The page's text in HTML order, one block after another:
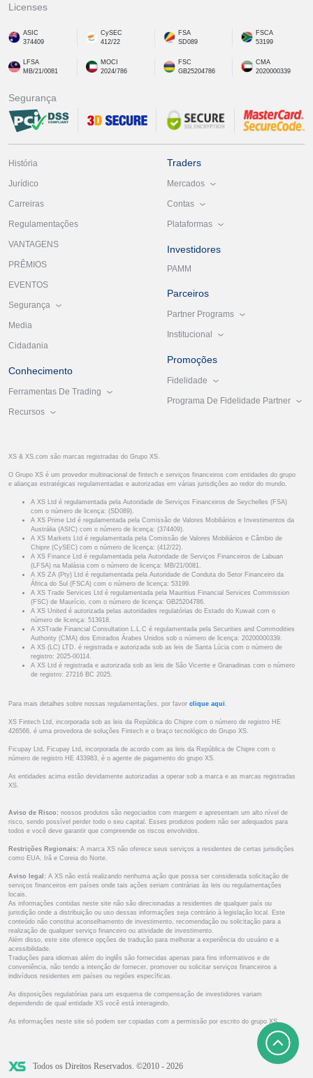
Licenses
ASIC
374409
CySEC
412/22
FSA
SD089
FSCA
53199
LFSA
MB/21/0081
MOCI
2024/786
FSC
GB25204786
CMA
2020000339
Segurança
História
Jurídico
Carreiras
Regulamentações
VANTAGENS
PRÊMIOS
EVENTOS
Segurança
Media
Cidadania
Conhecimento
Ferramentas De Trading
Recursos
Traders
Mercados
Contas
Plataformas
Investidores
PAMM
Parceiros
Partner Programs
Institucional
Promoções
Fidelidade
Programa De Fidelidade Partner
XS & XS.com são marcas registradas do Grupo XS.
O Grupo XS é um provedor multinacional de fintech e serviços financeiros com entidades do grupo
e alianças estratégicas regulamentadas e autorizadas em várias jurisdições ao redor do mundo.
A XS Ltd é regulamentada pela Autoridade de Serviços Financeiros de Seychelles (FSA)
com o número de licença: (SD089).
A XS Prime Ltd é regulamentada pela Comissão de Valores Mobiliários e Investimentos da
Austrália (ASIC) com o número de licença: (374409).
A XS Markets Ltd é regulamentada pela Comissão de Valores Mobiliários e Câmbio de
Chipre (CySEC) com o número de licença: (412/22).
A XS Finance Ltd é regulamentada pela Autoridade de Serviços Financeiros de Labuan
(LFSA) na Malásia com o número de licença: MB/21/0081.
A XS ZA (Pty) Ltd é regulamentada pela Autoridade de Conduta do Setor Financeiro da
África do Sul (FSCA) com o número de licença: 53199.
A XS Trade Services Ltd é regulamentada pela Mauritius Financial Services Commission
(FSC) de Maurício, com o número de licença: GB25204786.
A XS United é autorizada pelas autoridades regulatórias do Estado do Kuwait com o
número de licença: 513918.
A XSTrade Financial Consultation L.L.C é regulamentada pela Securities and Commodities
Authority (CMA) dos Emirados Árabes Unidos sob o número de licença: 20200000339.
A XS (LC) LTD. é registrada e autorizada sob as leis de Santa Lúcia com o número de
registro: 2025-00114.
A XS Ltd é registrada e autorizada sob as leis de São Vicente e Granadinas com o número
de registro: 27216 BC 2025.
Para mais detalhes sobre nossas regulamentações, por favor clique aqui .
XS Fintech Ltd, incorporada sob as leis da República do Chipre com o número de registro HE
426566, é uma provedora de soluções Fintech e o braço tecnológico do Grupo XS.
Ficupay Ltd, Ficupay Ltd, incorporada de acordo com as leis da República de Chipre com o
número de registro HE 433983, é o agente de pagamento do grupo XS.
As entidades acima estão devidamente autorizadas a operar sob a marca e as marcas registradas
XS.
Aviso de Risco: nossos produtos são negociados com margem e apresentam um alto nível de
risco, sendo possível perder todo o seu capital. Esses produtos podem não ser adequados para
todos e você deve garantir que compreende os riscos envolvidos.
Restrições Regionais: A marca XS não oferece seus serviços a residentes de certas jurisdições
como EUA, Irã e Coreia do Norte.
Aviso legal: A XS não está realizando nenhuma ação que possa ser considerada solicitação de
serviços financeiros em países onde tais ações seriam contrárias às leis ou regulamentações
locais.
As informações contidas neste site não são direcionadas a residentes de qualquer país ou
jurisdição onde a distribuição ou uso dessas informações seja contrário à legislação local. Este
conteúdo não constitui aconselhamento de investimento, recomendação ou solicitação para a
realização de qualquer serviço financeiro ou atividade de investimento.
Além disso, este site oferece opções de tradução para melhorar a experiência do usuário e a
acessibilidade.
Traduções para idiomas além do inglês são fornecidas apenas para fins informativos e de
conveniência, não tendo a intenção de fornecer, promover ou solicitar serviços financeiros a
indivíduos residentes em países ou regiões específicas.
As disposições regulatórias para um esquema de compensação de investidores variam
dependendo de qual entidade XS você está interagindo.
As informações neste site só podem ser copiadas com a permissão por escrito do grupo XS.
Todos os Direitos Reservados. ©2010 - 2026